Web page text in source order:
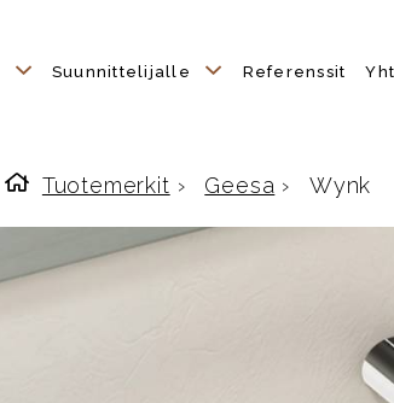
Suunnittelijalle Referenssit
Etusivulle
Tuotemerkit › Geesa › Wynk